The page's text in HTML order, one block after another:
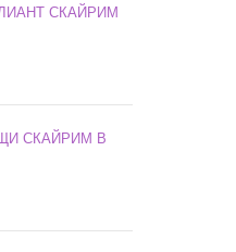
СКАЙРИМ
СКАЙРИМ В